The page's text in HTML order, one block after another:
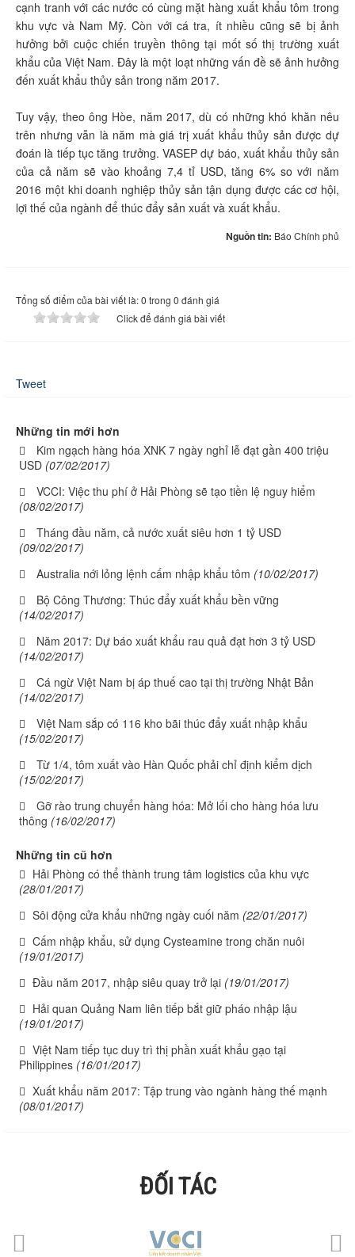
cạnh tranh với các nước có cùng mặt hàng xuất khẩu tôm trong
khu vực và Nam Mỹ. Còn với cá tra, ít nhiều cũng sẽ bị ảnh
hưởng bởi cuộc chiến truyền thông tại mốt số thị trường xuất
khẩu của Việt Nam. Đây là một loạt những vấn đề sẽ ảnh hưởng
đến xuất khẩu thủy sản trong năm 2017.
Tuy vậy, theo ông Hòe, năm 2017, dù có những khó khăn nêu
trên nhưng vẫn là năm mà giá trị xuất khẩu thủy sản được dự
đoán là tiếp tục tăng trưởng. VASEP dự báo, xuất khẩu thủy sản
của cả năm sẽ vào khoảng 7,4 tỉ USD, tăng 6% so với năm
2016 một khi doanh nghiệp thủy sản tận dụng được các cơ hội,
lợi thế của ngành để thúc đẩy sản xuất và xuất khẩu.
Nguồn tin: Báo Chính phủ
Tổng số điểm của bài viết là: 0 trong 0 đánh giá
Click để đánh giá bài viết
Tweet
Những tin mới hơn
Kim ngạch hàng hóa XNK 7 ngày nghỉ lễ đạt gần 400 triệu
USD (07/02/2017)
VCCI: Việc thu phí ở Hải Phòng sẽ tạo tiền lệ nguy hiểm
(08/02/2017)
Tháng đầu năm, cả nước xuất siêu hơn 1 tỷ USD
(09/02/2017)
Australia nới lỏng lệnh cấm nhập khẩu tôm (10/02/2017)
Bộ Công Thương: Thúc đẩy xuất khẩu bền vững
(14/02/2017)
Năm 2017: Dự báo xuất khẩu rau quả đạt hơn 3 tỷ USD
(14/02/2017)
Cá ngừ Việt Nam bị áp thuế cao tại thị trường Nhật Bản
(14/02/2017)
Việt Nam sắp có 116 kho bãi thúc đẩy xuất nhập khẩu
(15/02/2017)
Từ 1/4, tôm xuất vào Hàn Quốc phải chỉ định kiểm dịch
(15/02/2017)
Gỡ rào trung chuyển hàng hóa: Mở lối cho hàng hóa lưu
thông (16/02/2017)
Những tin cũ hơn
Hải Phòng có thể thành trung tâm logistics của khu vực
(28/01/2017)
Sôi động cửa khẩu những ngày cuối năm (22/01/2017)
Cấm nhập khẩu, sử dụng Cysteamine trong chăn nuôi
(19/01/2017)
Đầu năm 2017, nhập siêu quay trở lại (19/01/2017)
Hải quan Quảng Nam liên tiếp bắt giữ pháo nhập lậu
(19/01/2017)
Việt Nam tiếp tục duy trì thị phần xuất khẩu gạo tại
Philippines (16/01/2017)
Xuất khẩu năm 2017: Tập trung vào ngành hàng thế mạnh
(08/01/2017)
ĐỐI TÁC